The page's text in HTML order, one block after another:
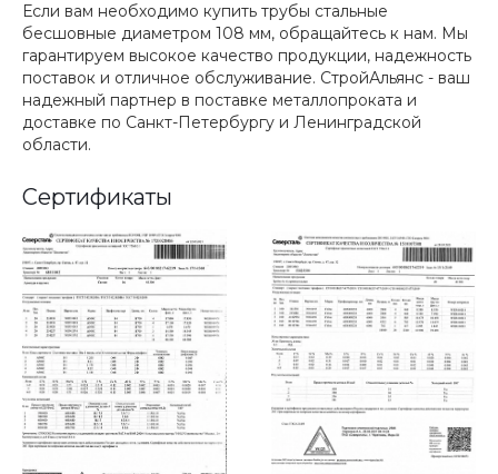
Если вам необходимо купить трубы стальные
бесшовные диаметром 108 мм, обращайтесь к нам. Мы
гарантируем высокое качество продукции, надежность
поставок и отличное обслуживание. СтройАльянс - ваш
надежный партнер в поставке металлопроката и
доставке по Санкт-Петербургу и Ленинградской
области.
Сертификаты